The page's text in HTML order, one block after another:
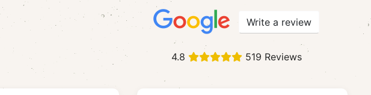
Write a review
4.8 519 Reviews